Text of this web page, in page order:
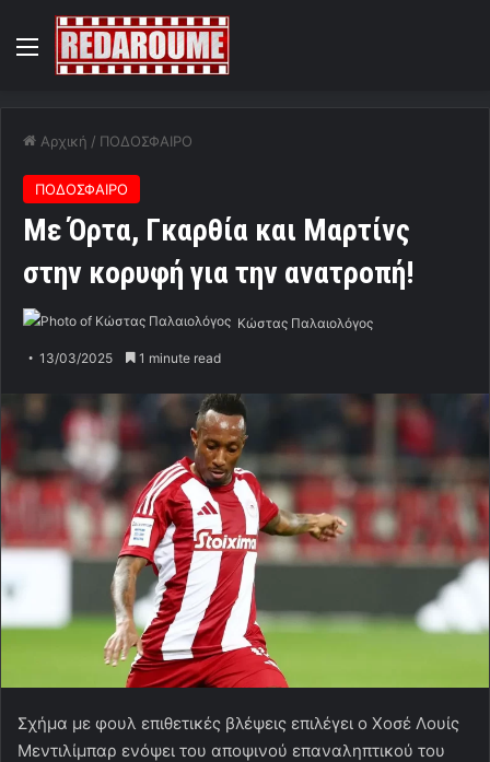
Menu
Αρχική / ΠΟΔΟΣΦΑΙΡΟ
ΠΟΔΟΣΦΑΙΡΟ
Με Όρτα, Γκαρθία και Μαρτίνς
στην κορυφή για την ανατροπή!
Κώστας Παλαιολόγος
13/03/2025 1 minute read
Σχήμα με φουλ επιθετικές βλέψεις επιλέγει ο Χοσέ Λουίς
Μεντιλίμπαρ ενόψει του αποψινού επαναληπτικού του